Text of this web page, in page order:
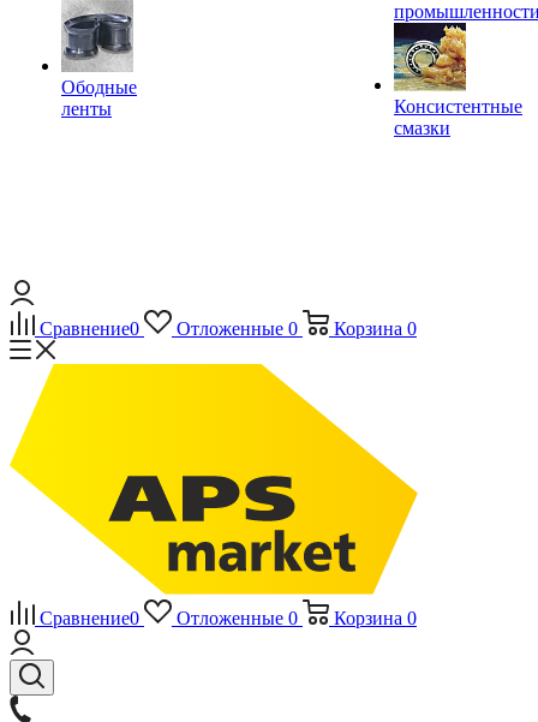
Ободные
ленты
Консистентные
смазки
Сравнение0 Отложенные 0 Корзина 0
Сравнение0 Отложенные 0 Корзина 0